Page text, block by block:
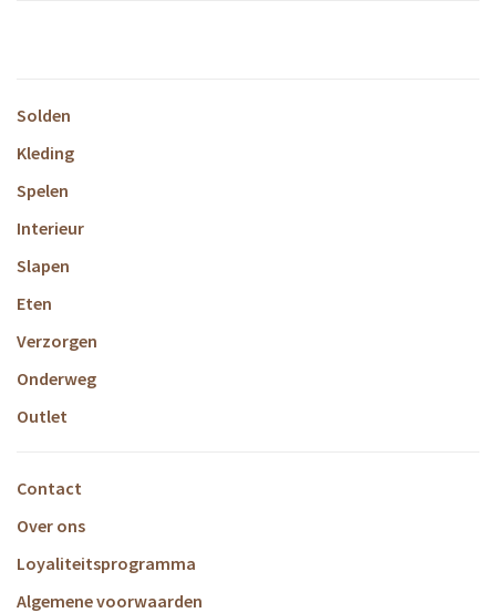
Solden
Kleding
Spelen
Interieur
Slapen
Eten
Verzorgen
Onderweg
Outlet
Contact
Over ons
Loyaliteitsprogramma
Algemene voorwaarden